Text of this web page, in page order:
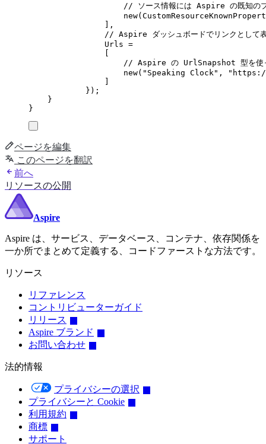
// ソース情報には Aspire の既知のプ
new(
],
// Aspire ダッシュボードでリンクとして表
Urls =
// Aspire の UrlSnapshot 型を使っ
new( " Speaking Clock " , "
});
}
}
ページを編集
このページを翻訳
前へ
リソースの公開
Aspire
Aspire は、サービス、データベース、コンテナ、依存関係を
一か所でまとめて定義する、コードファーストな方法です。
リソース
リファレンス
コントリビューターガイド
リリース
Aspire ブランド
お問い合わせ
法的情報
プライバシーの選択
プライバシーと Cookie
利用規約
商標
サポート